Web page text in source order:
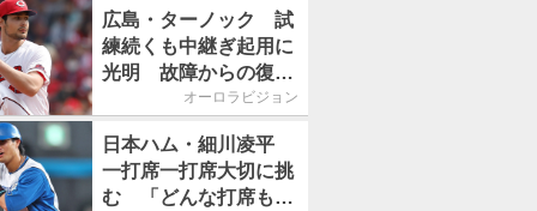
催
広島・ターノック 試
練続くも中継ぎ起用に
光明 故障からの復帰
期す／助っ人前半戦通
オーロラビジョン
日本ハム・細川凌平
一打席一打席大切に挑
む 「どんな打席も何